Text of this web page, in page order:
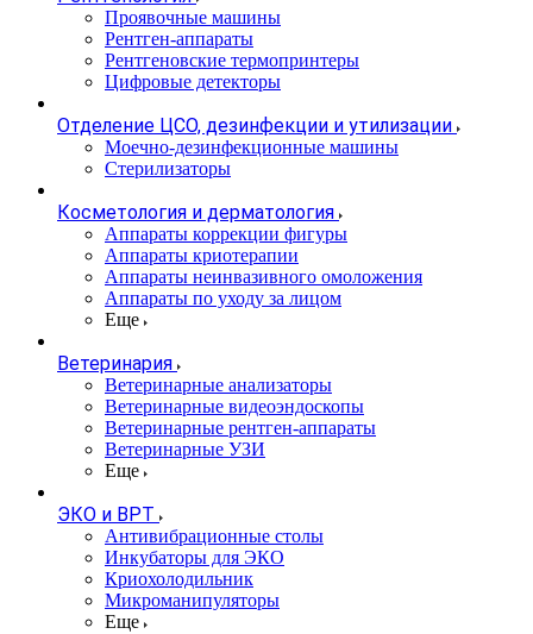
Проявочные машины
Рентген-аппараты
Рентгеновские термопринтеры
Цифровые детекторы
Отделение ЦСО, дезинфекции и утилизации
Моечно-дезинфекционные машины
Стерилизаторы
Косметология и дерматология
Аппараты коррекции фигуры
Аппараты криотерапии
Аппараты неинвазивного омоложения
Аппараты по уходу за лицом
Еще
Ветеринария
Ветеринарные анализаторы
Ветеринарные видеоэндоскопы
Ветеринарные рентген-аппараты
Ветеринарные УЗИ
Еще
ЭКО и ВРТ
Антивибрационные столы
Инкубаторы для ЭКО
Криохолодильник
Микроманипуляторы
Еще